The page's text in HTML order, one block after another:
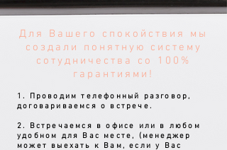
Для Вашего спокойствия мы
создали понятную систему
сотудничества со 100%
гарантиями!
1. Проводим телефонный разговор,
договариваемся о встрече.
2. Встречаемся в офисе или в любом
удобном для Вас месте, (менеджер
может выехать к Вам, если у Вас